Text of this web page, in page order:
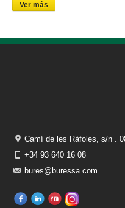
Ver más
Camí de les Ràfoles, s/n .
+34 93 640 16 08
bures@buressa.com